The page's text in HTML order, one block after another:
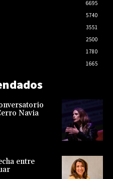
6695
5740
3551
2500
1780
1665
Navia
entre